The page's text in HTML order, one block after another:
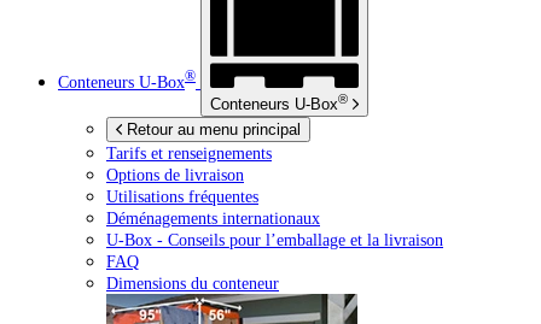
Conteneurs U-Box®
Conteneurs U-Box®
Retour au menu principal
Tarifs et renseignements
Options de livraison
Utilisations fréquentes
Déménagements internationaux
U-Box - Conseils pour l’emballage et la livraison
FAQ
Dimensions du conteneur